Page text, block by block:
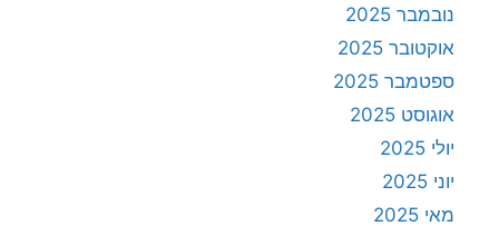
נובמבר 2025
אוקטובר 2025
ספטמבר 2025
אוגוסט 2025
יולי 2025
יוני 2025
מאי 2025